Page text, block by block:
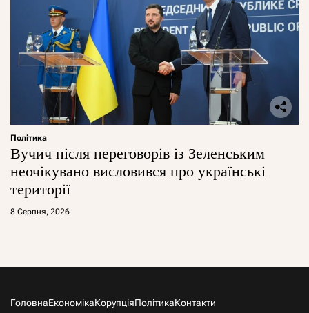
Політика
Вучич після переговорів із Зеленським
неочікувано висловився про українські
території
8 Серпня, 2026
ГоловнаЕкономікаКорупціяПолітикаКонтакти